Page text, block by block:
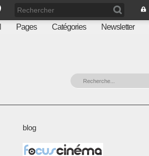
Pages Catégories Newsletter
blog